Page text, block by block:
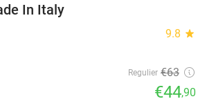
In Italy
9.8 star
Regulier €63
€44,90